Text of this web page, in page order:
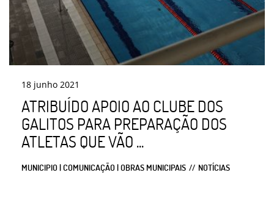
18 junho 2021
ATRIBUÍDO APOIO AO CLUBE DOS
GALITOS PARA PREPARAÇÃO DOS
ATLETAS QUE VÃO ...
MUNICIPIO | COMUNICAÇÃO | OBRAS MUNICIPAIS NOTÍCIAS